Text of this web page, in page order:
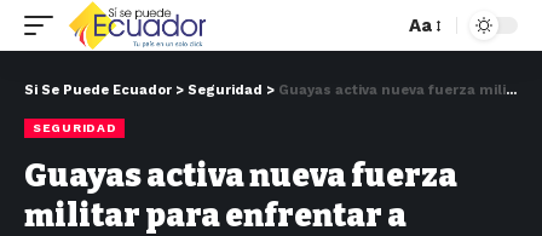
Aa
Si Se Puede Ecuador > Seguridad > Guayas activa nueva fuerza militar para enfrentar a mafias y sicariato
SEGURIDAD
Guayas activa nueva fuerza
militar para enfrentar a